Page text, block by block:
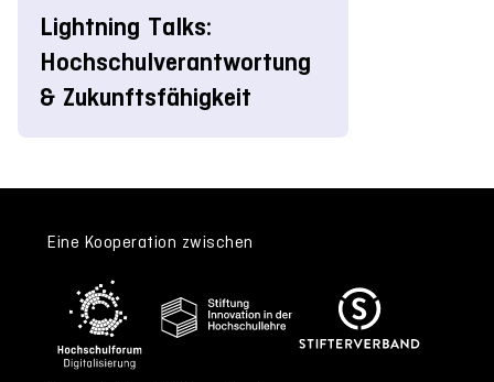
Lightning Talks:
Hochschulverantwortung
& Zukunftsfähigkeit
Eine Kooperation zwischen